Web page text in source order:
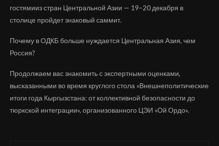
гостямииз стран Центральной Азии — 19–20 декабря в
столице пройдет знаковый саммит.
Почему в ОДКБ больше нуждается Центральная Азия, чем
Россия?
Продолжаем вас знакомить с экспертными оценками,
высказанными во время круглого стола «Внешнеполитические
итоги года Кыргызстана: от коллективной безопасности до
тюркской интеграции», организованного ЦЭИ «Ой Ордо».